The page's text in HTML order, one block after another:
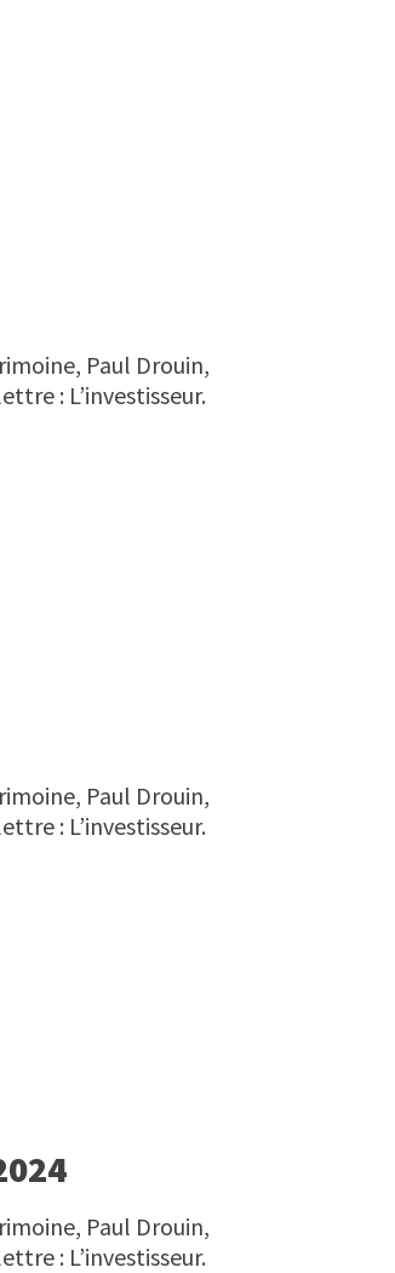
Paul Drouin,
: L’investisseur.
Paul Drouin,
: L’investisseur.
Paul Drouin,
: L’investisseur.